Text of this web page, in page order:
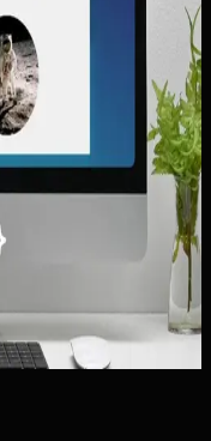
prospek untuk jasa
pendukung benar-
Layanan: Cara
Membuat
cakupan kota di
kabur, terlalu